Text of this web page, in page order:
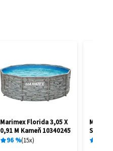
Marimex Florida 3,05 X
0,91 M Kameň 10340245
96 % 15x
STAR